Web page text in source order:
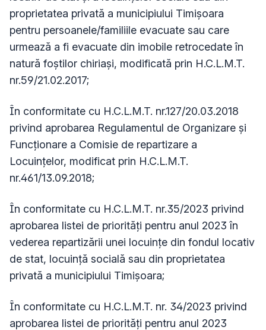
proprietatea privată a municipiului Timișoara
pentru persoanele/familiile evacuate sau care
urmează a fi evacuate din imobile retrocedate în
natură foștilor chiriași, modificată prin H.C.L.M.T.
nr.59/21.02.2017;
În conformitate cu H.C.L.M.T. nr.127/20.03.2018
privind aprobarea Regulamentul de Organizare și
Funcționare a Comisie de repartizare a
Locuințelor, modificat prin H.C.L.M.T.
nr.461/13.09.2018;
În conformitate cu H.C.L.M.T. nr.35/2023 privind
aprobarea listei de priorități pentru anul 2023 în
vederea repartizării unei locuințe din fondul locativ
de stat, locuință socială sau din proprietatea
privată a municipiului Timișoara;
În conformitate cu H.C.L.M.T. nr. 34/2023 privind
aprobarea listei de priorități pentru anul 2023